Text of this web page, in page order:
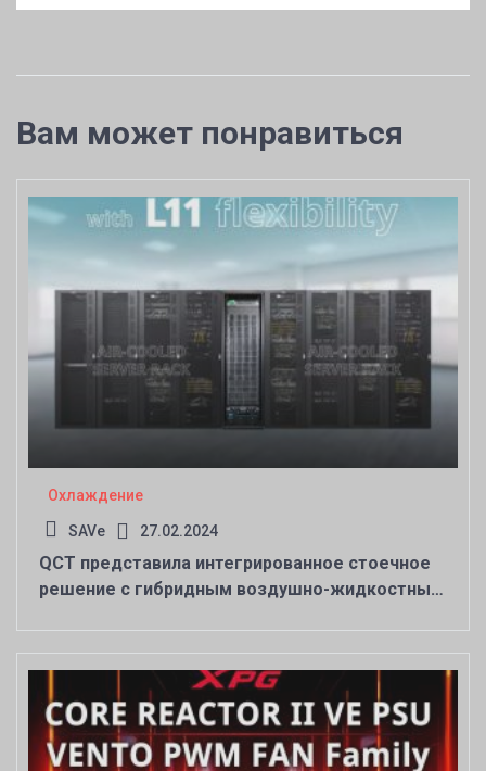
Вам может понравиться
Охлаждение
SAVe 27.02.2024
QCT представила интегрированное стоечное
решение с гибридным воздушно-жидкостным